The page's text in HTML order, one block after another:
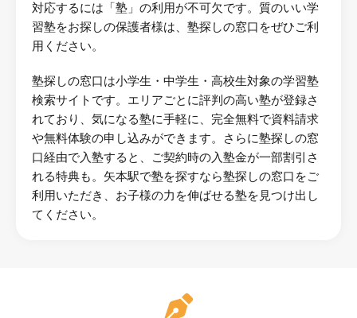
対応するには「塾」の利用が不可欠です。質のいい学
習塾をお探しの保護者様は、塾探しの窓口をぜひご利
用ください。
塾探しの窓口は小学生・中学生・高校生対象の学習塾
検索サイトです。エリアごとに評判の高い塾が登録さ
れており、気になる塾に手軽に、完全無料で資料請求
や無料体験の申し込みができます。さらに塾探しの窓
口経由で入塾すると、ご契約時の入塾金が一部割引さ
れる特典も。矢本駅で塾を探すなら塾探しの窓口をご
利用いただき、お子様の力を伸ばせる塾を見つけ出し
てください。